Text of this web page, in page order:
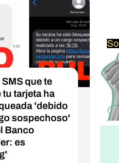
que te
tu tarjeta ha
'debido
sospechoso'
Banco
es